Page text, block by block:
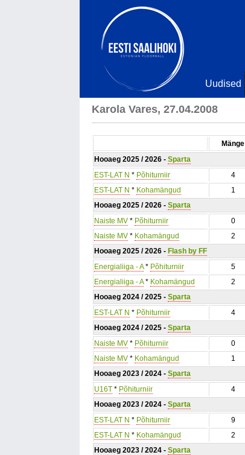
Uudised
Karola Vares, 27.04.2008
Mänge
Hooaeg 2025 / 2026 - Sparta
EST-LAT N * Põhiturniir 4
EST-LAT N * Kohamängud 1
Hooaeg 2025 / 2026 - Sparta
Naiste MV * Põhiturniir 0
Naiste MV * Kohamängud 2
Hooaeg 2025 / 2026 - Flash by FF
Energialiiga - A* Põhiturniir 5
Energialiiga - A* Kohamängud 2
Hooaeg 2024 / 2025 - Sparta
EST-LAT N * Põhiturniir 4
Hooaeg 2024 / 2025 - Sparta
Naiste MV * Põhiturniir 0
Naiste MV * Kohamängud 1
Hooaeg 2023 / 2024 - Sparta
U16T * Põhiturniir 4
Hooaeg 2023 / 2024 - Sparta
EST-LAT N * Põhiturniir 9
EST-LAT N * Kohamängud 2
Hooaeg 2023 / 2024 - Sparta